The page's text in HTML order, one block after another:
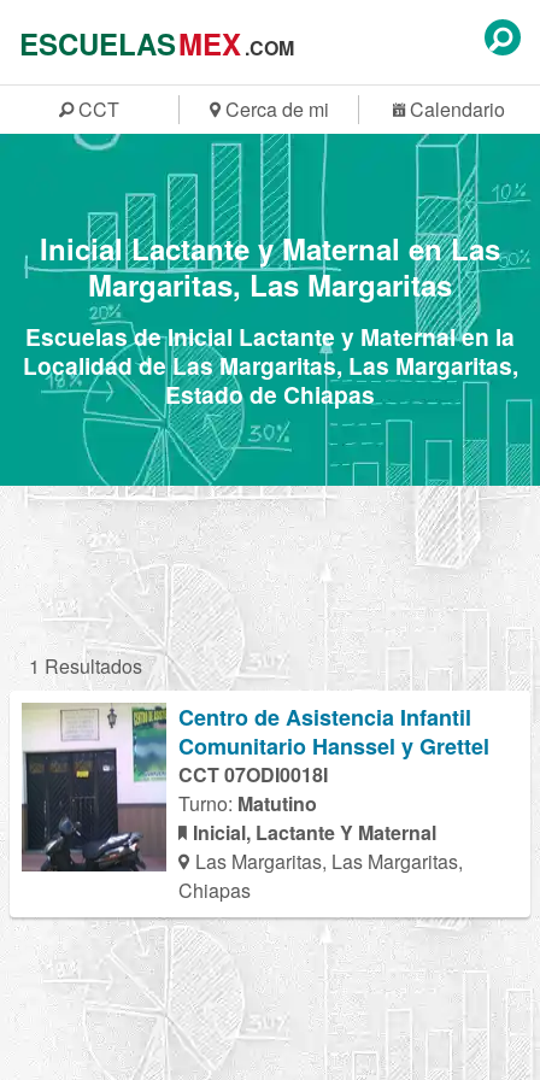
ESCUELASMEX.COM
CCT Cerca de mi Calendario
Inicial Lactante y Maternal en Las
Margaritas, Las Margaritas
Escuelas de Inicial Lactante y Maternal en la
Localidad de Las Margaritas, Las Margaritas,
Estado de Chiapas
1 Resultados
Centro de Asistencia Infantil
Comunitario Hanssel y Grettel
CCT 07ODI0018I
Turno: Matutino
Inicial, Lactante Y Maternal
Las Margaritas, Las Margaritas,
Chiapas